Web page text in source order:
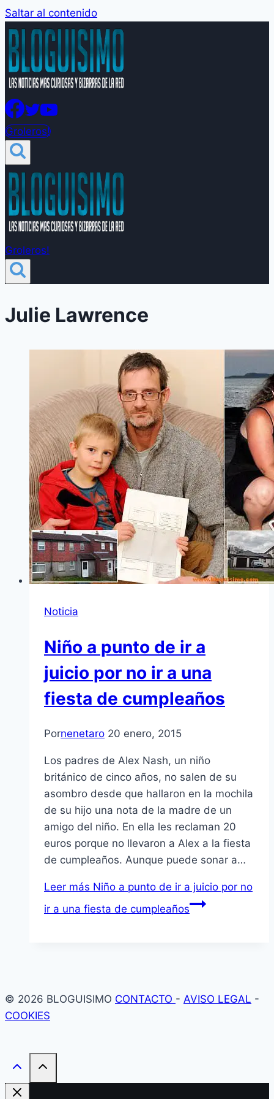
Saltar al contenido
Groleros!
Groleros!
Julie Lawrence
Noticia
Niño a punto de ir a
juicio por no ir a una
fiesta de cumpleaños
Pornenetaro 20 enero, 2015
Los padres de Alex Nash, un niño
británico de cinco años, no salen de su
asombro desde que hallaron en la mochila
de su hijo una nota de la madre de un
amigo del niño. En ella les reclaman 20
euros porque no llevaron a Alex a la fiesta
de cumpleaños. Aunque puede sonar a…
Leer más Niño a punto de ir a juicio por no
ir a una fiesta de cumpleaños
© 2026 BLOGUISIMO CONTACTO - AVISO LEGAL -
COOKIES